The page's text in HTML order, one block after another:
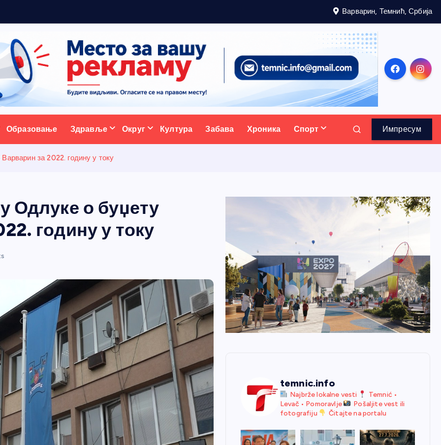
Варварин, Темнић, Србија
портал
Образовање Здравље Округ Култура Забава Хроника Спорт Импресум
за 2022. годину у току
Одлуке о буџету
годину у току
temnic.info
Najbrže lokalne vesti
Temnić •
Levač • Pomoravlje
Pošaljite vest ili
fotografiju
Čitajte na portalu